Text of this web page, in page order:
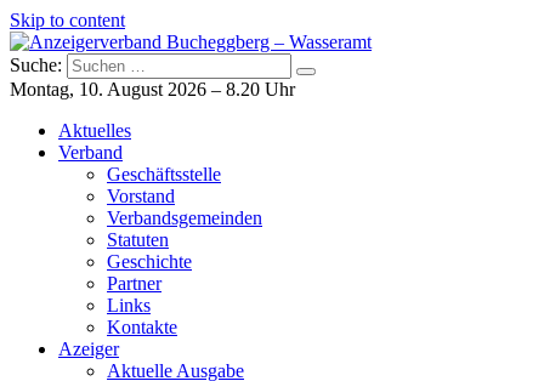
Skip to content
Anzeigerverband Bucheggberg – Wasseramt
Azeiger AZ-Medien
Suche:
Montag, 10. August 2026 – 8.20 Uhr
Aktuelles
Verband
Geschäftsstelle
Vorstand
Verbandsgemeinden
Statuten
Geschichte
Partner
Links
Kontakte
Azeiger
Aktuelle Ausgabe